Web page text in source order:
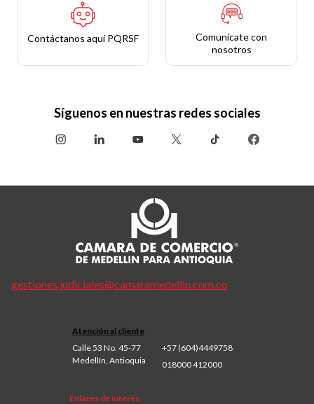
Contáctanos aquí PQRSF
Comunícate con
nosotros
Síguenos en nuestras redes sociales
gestiones.judiciales@camaramedellin.com.co
Atención al cliente
Calle 53 No. 45-77
Medellín, Antioquia
+57 (604)4449758
018000 412000
Enlaces de interés